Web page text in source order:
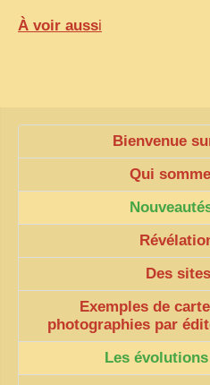
À voir aussi
Bienvenue
Qui
Des
Exemples de
photographies par
Les